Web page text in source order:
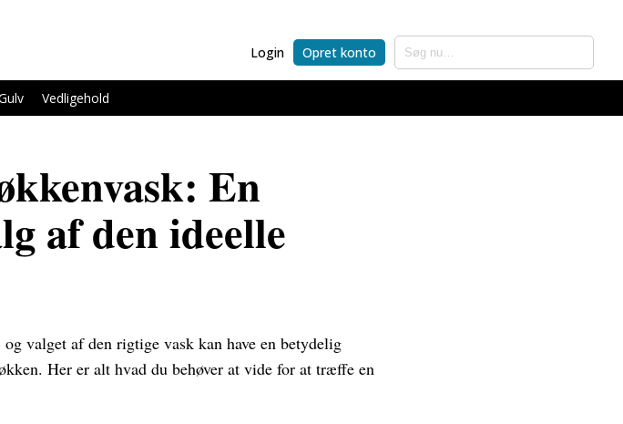
Login Opret konto
Vedligehold
En
af den ideelle
valget af den rigtige vask kan have en betydelig
Her er alt hvad du behøver at vide for at træffe en